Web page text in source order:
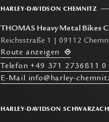
HARLEY-DAVIDSON CHEMNITZ
THOMAS Heavy Metal Bikes
Reichsstraße 1 | 09112
Route anzeigen
T elefon +49 371 2736811 0
E-Mail info@harley-
HARLEY-DAVIDSON SCHWARZACH